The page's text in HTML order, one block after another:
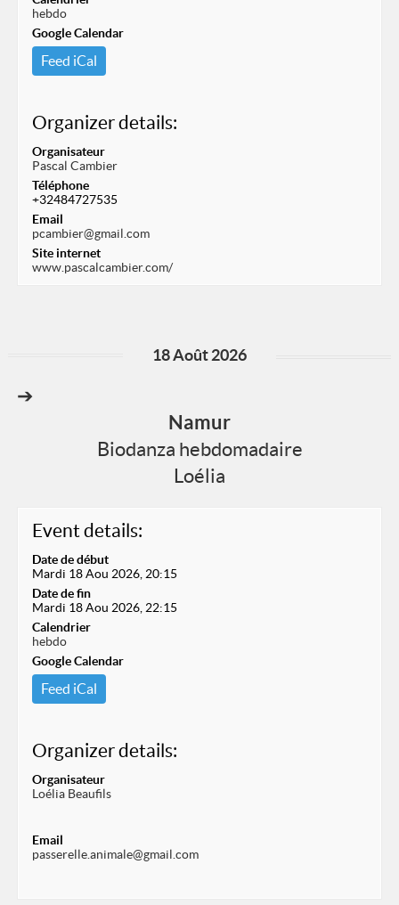
hebdo
Google Calendar
Feed iCal
Organizer details:
Organisateur
Pascal Cambier
Téléphone
+32484727535
Email
pcambier@gmail.com
Site internet
www.pascalcambier.com/
18 Août 2026
➔
Namur
Biodanza hebdomadaire
Loélia
Event details:
Date de début
Mardi 18 Aou 2026, 20:15
Date de fin
Mardi 18 Aou 2026, 22:15
Calendrier
hebdo
Google Calendar
Feed iCal
Organizer details:
Organisateur
Loélia Beaufils
Email
passerelle.animale@gmail.com